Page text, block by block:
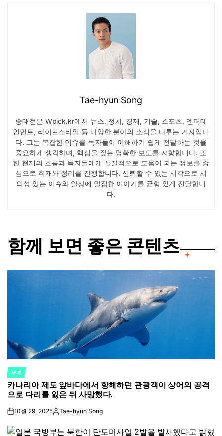
Tae-hyun Song
송태현은 Wpick.kr에서 뉴스, 정치, 경제, 기술, 스포츠, 엔터테
인먼트, 라이프스타일 등 다양한 분야의 소식을 다루는 기자입니
다. 그는 복잡한 이슈를 독자들이 이해하기 쉽게 전달하는 것을
중요하게 생각하며, 핵심을 짚는 명확한 보도를 지향합니다. 또
한 현재의 흐름과 독자들에게 실질적으로 도움이 되는 정보를 중
심으로 취재와 정리를 진행합니다. 신뢰할 수 있는 시각으로 시
의성 있는 이슈와 일상에 밀접한 이야기를 균형 있게 전달합니
다.
함께 보면 좋은 콘텐츠
POSTED
IN
세계
카나리아 제도 앞바다에서 항해하던 관광객이 상어의 공격
으로 다리를 잃은 뒤 사망했다.
on10월 29, 2025Posted
Tae-hyun Song